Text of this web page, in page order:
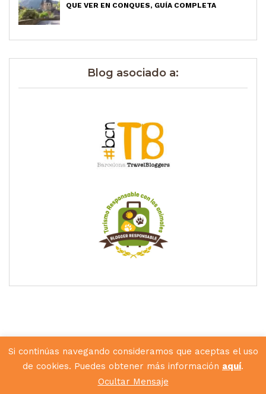
QUE VER EN CONQUES, GUÍA COMPLETA
Blog asociado a:
Diseñado porHunkey Dorey
Si continúas navegando consideramos que aceptas el uso
de cookies. Puedes obtener más información aquí.
Ocultar Mensaje